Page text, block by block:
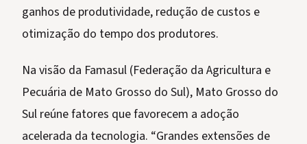
ganhos de produtividade, redução de custos e
otimização do tempo dos produtores.
Na visão da Famasul (Federação da Agricultura e
Pecuária de Mato Grosso do Sul), Mato Grosso do
Sul reúne fatores que favorecem a adoção
acelerada da tecnologia. “Grandes extensões de